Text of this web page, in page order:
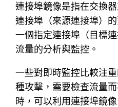
連接埠鏡像是指在交換
連接埠（來源連接埠）
一個指定連接埠（目標
流量的分析與監控。
一些對即時監控比較注
種攻擊，需要檢查流量
時，可以利用連接埠鏡